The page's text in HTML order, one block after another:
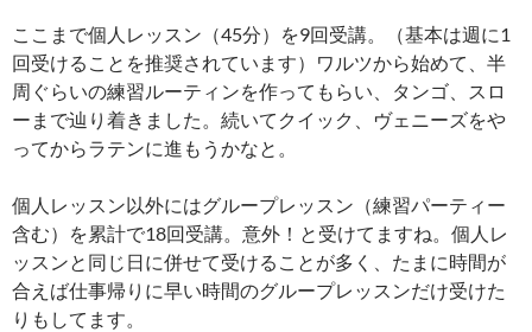
ここまで個人レッスン（45分）を9回受講。（基本は週に1
回受けることを推奨されています）ワルツから始めて、半
周ぐらいの練習ルーティンを作ってもらい、タンゴ、スロ
ーまで辿り着きました。続いてクイック、ヴェニーズをや
ってからラテンに進もうかなと。
個人レッスン以外にはグループレッスン（練習パーティー
含む）を累計で18回受講。意外！と受けてますね。個人レ
ッスンと同じ日に併せて受けることが多く、たまに時間が
合えば仕事帰りに早い時間のグループレッスンだけ受けた
りもしてます。